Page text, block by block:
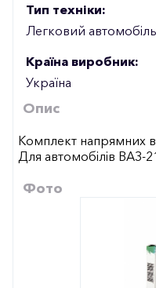
Тип техніки:
Легковий автомобіль
Країна виробник:
Україна
Опис
Комплект напрямних
Для автомобілів ВАЗ-
Фото